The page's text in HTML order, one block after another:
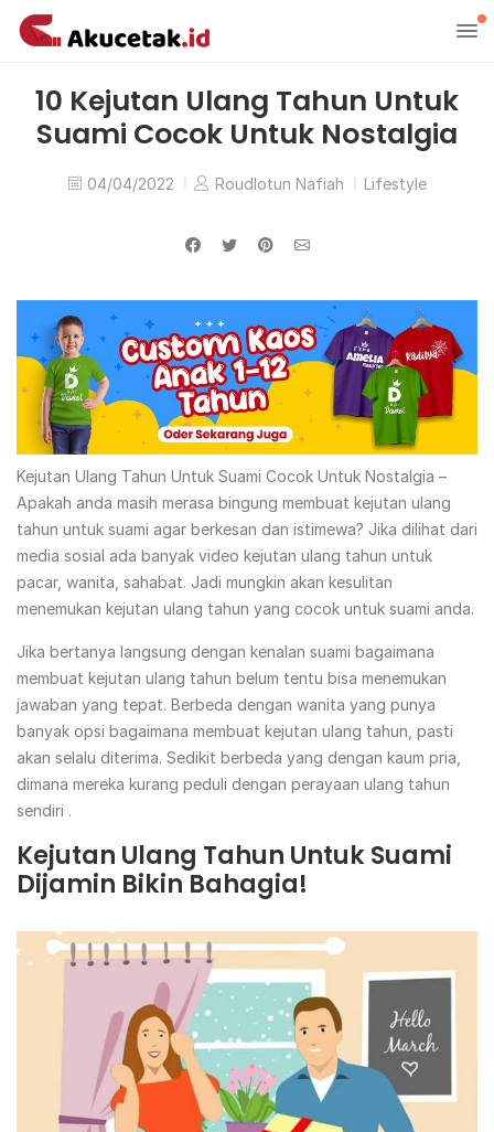
10 Kejutan Ulang Tahun Untuk
Suami Cocok Untuk Nostalgia
04/04/2022 Roudlotun Nafiah Lifestyle
Kejutan Ulang Tahun Untuk Suami Cocok Untuk Nostalgia –
Apakah anda masih merasa bingung membuat kejutan ulang
tahun untuk suami agar berkesan dan istimewa? Jika dilihat dari
media sosial ada banyak video kejutan ulang tahun untuk
pacar, wanita, sahabat. Jadi mungkin akan kesulitan
menemukan kejutan ulang tahun yang cocok untuk suami anda.
Jika bertanya langsung dengan kenalan suami bagaimana
membuat kejutan ulang tahun belum tentu bisa menemukan
jawaban yang tepat. Berbeda dengan wanita yang punya
banyak opsi bagaimana membuat kejutan ulang tahun, pasti
akan selalu diterima. Sedikit berbeda yang dengan kaum pria,
dimana mereka kurang peduli dengan perayaan ulang tahun
sendiri .
Kejutan Ulang Tahun Untuk Suami
Dijamin Bikin Bahagia!